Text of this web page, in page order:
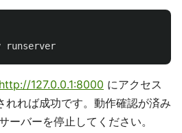
runserver
http://127.0.0.1:8000 にアクセス
れれば成功です。動作確認が済み
ーバーを停止してください。